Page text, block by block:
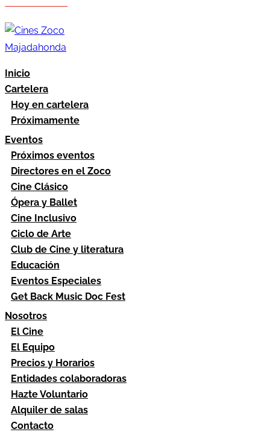
Inicio
Cartelera
Hoy en cartelera
Próximamente
Eventos
Próximos eventos
Directores en el Zoco
Cine Clásico
Ópera y Ballet
Cine Inclusivo
Ciclo de Arte
Club de Cine y literatura
Educación
Eventos Especiales
Get Back Music Doc Fest
Nosotros
El Cine
El Equipo
Precios y Horarios
Entidades colaboradoras
Hazte Voluntario
Alquiler de salas
Contacto